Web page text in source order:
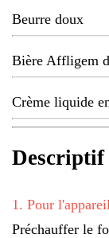
Beurre doux
Bière Affligem
Crème liquide
Descriptif
1 . Pour
Préchauffer le